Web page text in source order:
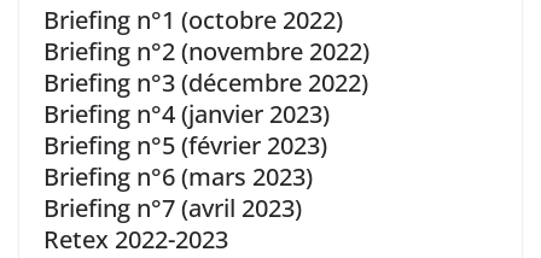
Briefing n°1 (octobre 2022)
Briefing n°2 (novembre 2022)
Briefing n°3 (décembre 2022)
Briefing n°4 (janvier 2023)
Briefing n°5 (février 2023)
Briefing n°6 (mars 2023)
Briefing n°7 (avril 2023)
Retex 2022-2023